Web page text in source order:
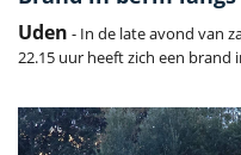
Uden - In de late avond van
22.15 uur heeft zich een brand